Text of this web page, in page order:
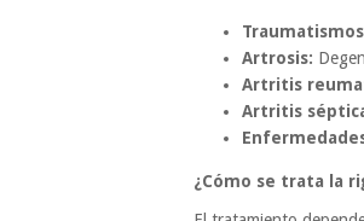
Artrosis:
Artritis
Artritis
¿Cómo se trata la